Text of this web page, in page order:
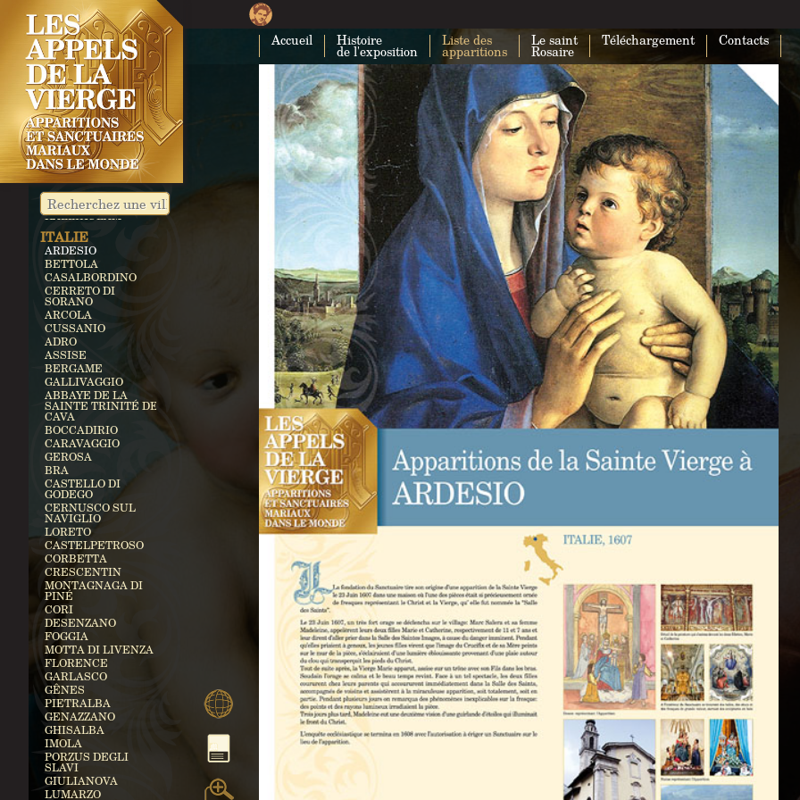
Accueil Histoire
de l'exposition
Liste des
apparitions
Le saint
Rosaire
Téléchargement Contacts
Impossible de charger Google Maps
correctement sur cette page.
Ce site Web vous appartient ?
CUBA
CUBA
COSTA RICA
CARTAGO
ÉGYPTE
ZEITUN
ALLEMAGNE
KEVELAER
HEROLDSBACH
HEEDE
MARIENFRIED
INDE
VAILANKANNI
KALLIKULAM
ITALIE
ARDESIO
BETTOLA
CASALBORDINO
CERRETO DI
SORANO
ARCOLA
CUSSANIO
ADRO
ASSISE
BERGAME
GALLIVAGGIO
ABBAYE DE LA
SAINTE TRINITÉ DE
CAVA
BOCCADIRIO
CARAVAGGIO
GEROSA
BRA
CASTELLO DI
GODEGO
CERNUSCO SUL
NAVIGLIO
LORETO
CASTELPETROSO
CORBETTA
CRESCENTIN
MONTAGNAGA DI
PINÉ
CORI
DESENZANO
FOGGIA
MOTTA DI LIVENZA
FLORENCE
GARLASCO
GÊNES
PIETRALBA
GENAZZANO
GHISALBA
IMOLA
PORZUS DEGLI
SLAVI
GIULIANOVA
LUMARZO